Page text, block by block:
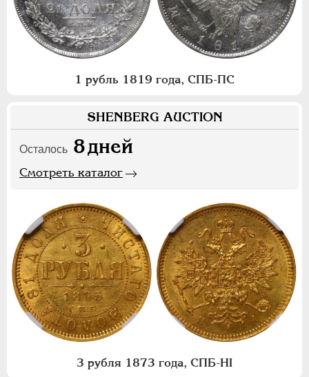
1 рубль 1819 года, СПБ-ПС
SHENBERG AUCTION
Осталось 8дней
Смотреть каталог
3 рубля 1873 года, СПБ-НI